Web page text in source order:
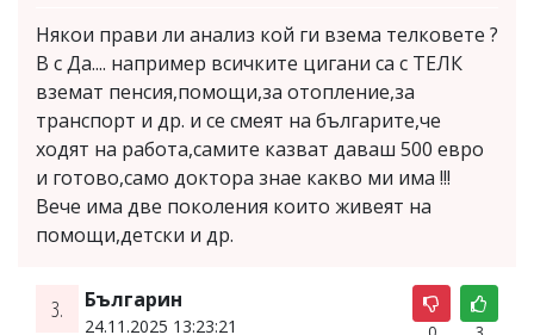
Някои прави ли анализ кой ги взема телковете ?
В с Да.... например всичките цигани са с ТЕЛК
вземат пенсия,помощи,за отопление,за
транспорт и др. и се смеят на българите,че
ходят на работа,самите казват даваш 500 евро
и готово,само доктора знае какво ми има !!!
Вече има две поколения които живеят на
помощи,детски и др.
3. Българин
24.11.2025 13:23:21